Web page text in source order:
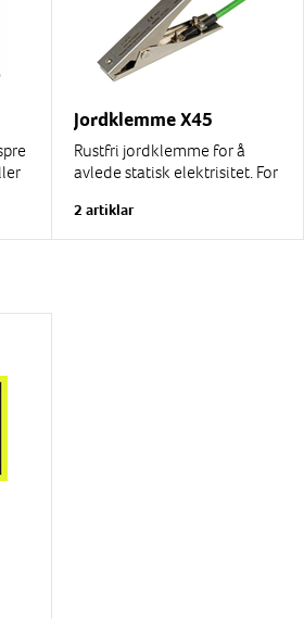
Jordklemme X45
Rustfri jordklemme for å
avlede statisk elektrisitet. For
mm, gap 15 mm.
2 artiklar